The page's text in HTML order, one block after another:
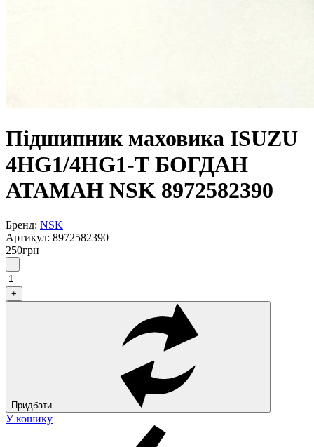
Підшипник маховика ISUZU
4HG1/4HG1-Т БОГДАН
АТАМАН NSK 8972582390
Бренд: NSK
Артикул: 8972582390
250грн
-
+
Придбати
У кошику